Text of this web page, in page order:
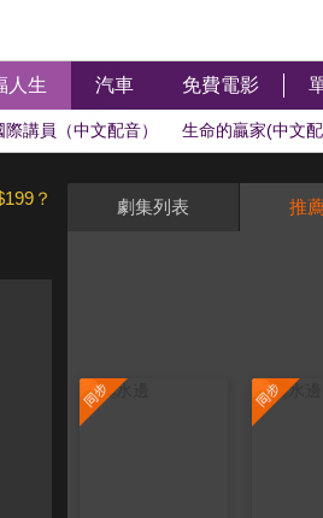
人生 汽車 免費電影
際講員（中文配音） 生命的贏家(中文
？ 劇集列表 推